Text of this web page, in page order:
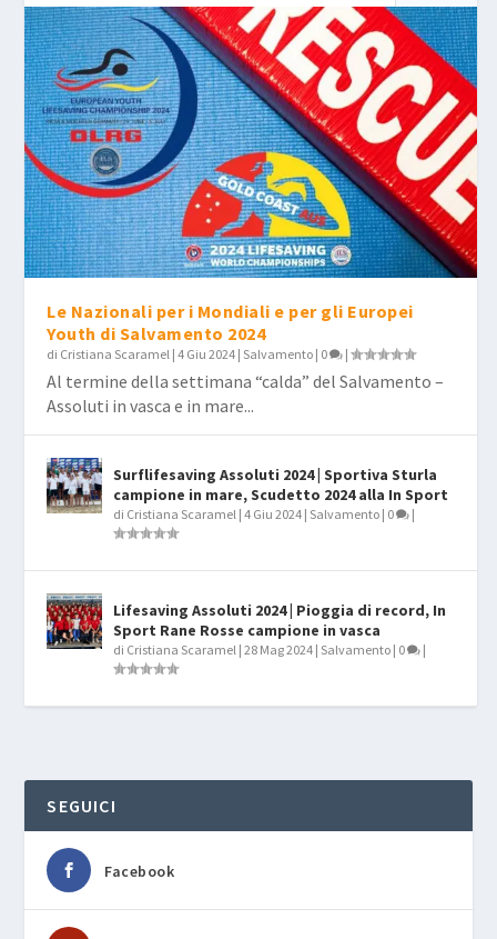
Le Nazionali per i Mondiali e per gli Europei
Youth di Salvamento 2024
di Cristiana Scaramel |4 Giu 2024 | Salvamento | 0 |
Al termine della settimana “calda” del Salvamento –
Assoluti in vasca e in mare...
Surflifesaving Assoluti 2024 | Sportiva Sturla
campione in mare, Scudetto 2024 alla In Sport
di Cristiana Scaramel |4 Giu 2024 | Salvamento | 0 |
Lifesaving Assoluti 2024 | Pioggia di record, In
Sport Rane Rosse campione in vasca
di Cristiana Scaramel |28 Mag 2024 | Salvamento | 0 |
SEGUICI
Facebook